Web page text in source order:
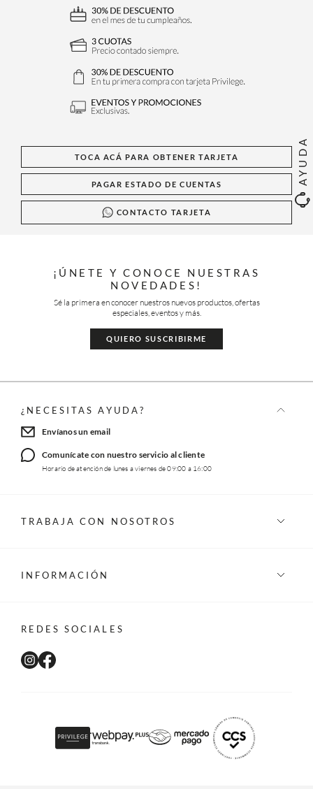
AYUDA
TOCA ACÁ PARA OBTENER TARJETA
PAGAR ESTADO DE CUENTAS
CONTACTO TARJETA
¡ÚNETE Y CONOCE NUESTRAS
NOVEDADES!
Sé la primera en conocer nuestros nuevos productos, ofertas
especiales, eventos y más.
QUIERO SUSCRIBIRME
¿NECESITAS AYUDA?
Envíanos un email
Comunícate con nuestro servicio al cliente
Horario de atención de lunes a viernes de 09:00 a 16:00
TRABAJA CON NOSOTROS
INFORMACIÓN
REDES SOCIALES